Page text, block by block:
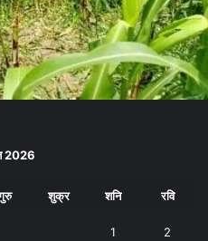
2026
शुक्र शनि रवि
1 2